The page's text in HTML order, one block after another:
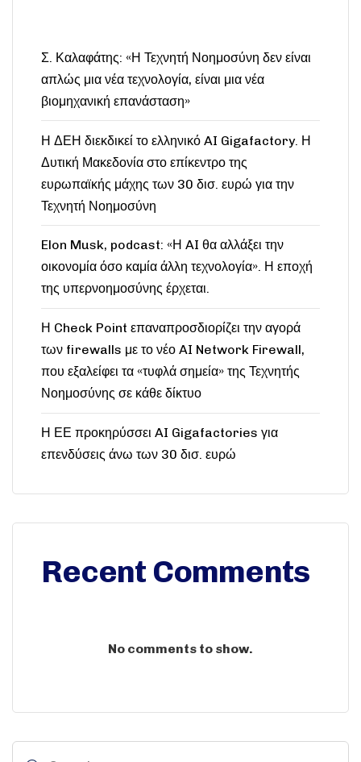
Σ. Καλαφάτης: «Η Τεχνητή Νοημοσύνη δεν είναι
απλώς μια νέα τεχνολογία, είναι μια νέα
βιομηχανική επανάσταση»
Η ΔΕΗ διεκδικεί το ελληνικό AI Gigafactory. Η
Δυτική Μακεδονία στο επίκεντρο της
ευρωπαϊκής μάχης των 30 δισ. ευρώ για την
Τεχνητή Νοημοσύνη
Elon Musk, podcast: «Η AI θα αλλάξει την
οικονομία όσο καμία άλλη τεχνολογία». Η εποχή
της υπερνοημοσύνης έρχεται.
Η Check Point επαναπροσδιορίζει την αγορά
των firewalls με το νέο AI Network Firewall,
που εξαλείφει τα «τυφλά σημεία» της Τεχνητής
Νοημοσύνης σε κάθε δίκτυο
Η ΕΕ προκηρύσσει AI Gigafactories για
επενδύσεις άνω των 30 δισ. ευρώ
Recent Comments
No comments to show.